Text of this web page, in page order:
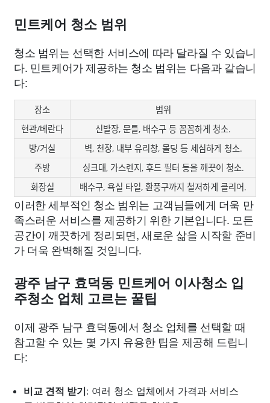
민트케어 청소 범위
청소 범위는 선택한 서비스에 따라 달라질 수 있습니
다. 민트케어가 제공하는 청소 범위는 다음과 같습니
다:
장소
범위
현관/베란다
신발장, 문틀, 배수구 등 꼼꼼하게 청소.
방/거실
벽, 천장, 내부 유리창, 몰딩 등 세심하게 청소.
주방
싱크대, 가스렌지, 후드 필터 등을 깨끗이 청소.
화장실
배수구, 욕실 타일, 환풍구까지 철저하게 클리어.
이러한 세부적인 청소 범위는 고객님들에게 더욱 만
족스러운 서비스를 제공하기 위한 기본입니다. 모든
공간이 깨끗하게 정리되면, 새로운 삶을 시작할 준비
가 더욱 완벽해질 것입니다.
광주 남구 효덕동 민트케어 이사청소 입
주청소 업체 고르는 꿀팁
이제 광주 남구 효덕동에서 청소 업체를 선택할 때
참고할 수 있는 몇 가지 유용한 팁을 제공해 드립니
다:
비교 견적 받기: 여러 청소 업체에서 가격과 서비스